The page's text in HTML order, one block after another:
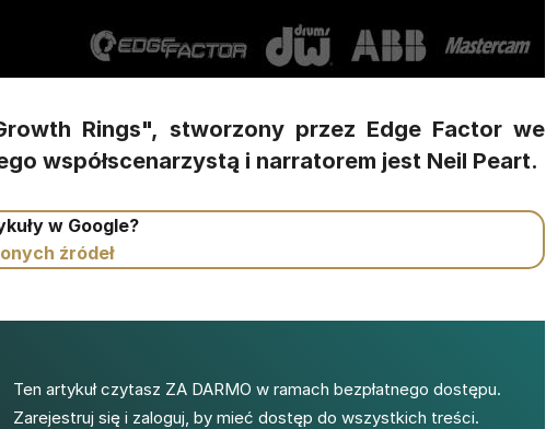
Rings", stworzony przez Edge Factor we
współscenarzystą i narratorem jest Neil Peart.
w Google?
źródeł
Ten artykuł czytasz ZA DARMO w ramach bezpłatnego dostępu.
Zarejestruj się i zaloguj, by mieć dostęp do wszystkich treści.